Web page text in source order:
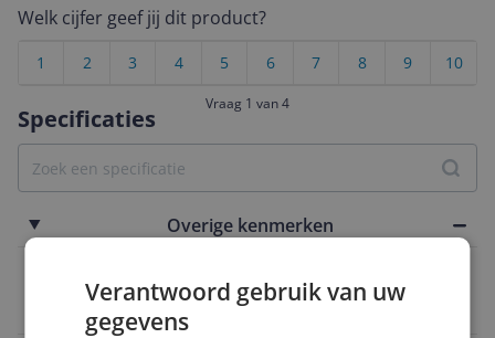
Specificaties
Overige kenmerken
Welk cijfer geef jij dit product?
10
9
8
7
6
5
4
3
2
1
Vraag 1 van 4
Verantwoord gebruik van uw
gegevens